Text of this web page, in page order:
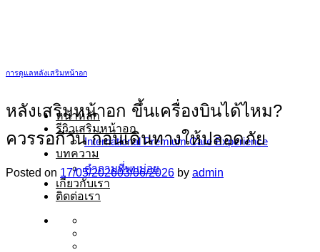
หน้าหลัก
รีวิวเสริมหน้าอก
International Premium Care Experience
บทความ
คำถามที่พบบ่อย
เกี่ยวกับเรา
ติดต่อเรา
การดูแลหลังเสริมหน้าอก
หลังเสริมหน้าอก ขึ้นเครื่องบินได้ไหม?
ควรรอกี่วัน ก่อนเดินทางให้ปลอดภัย
Posted on 17/05/202603/06/2026 by admin